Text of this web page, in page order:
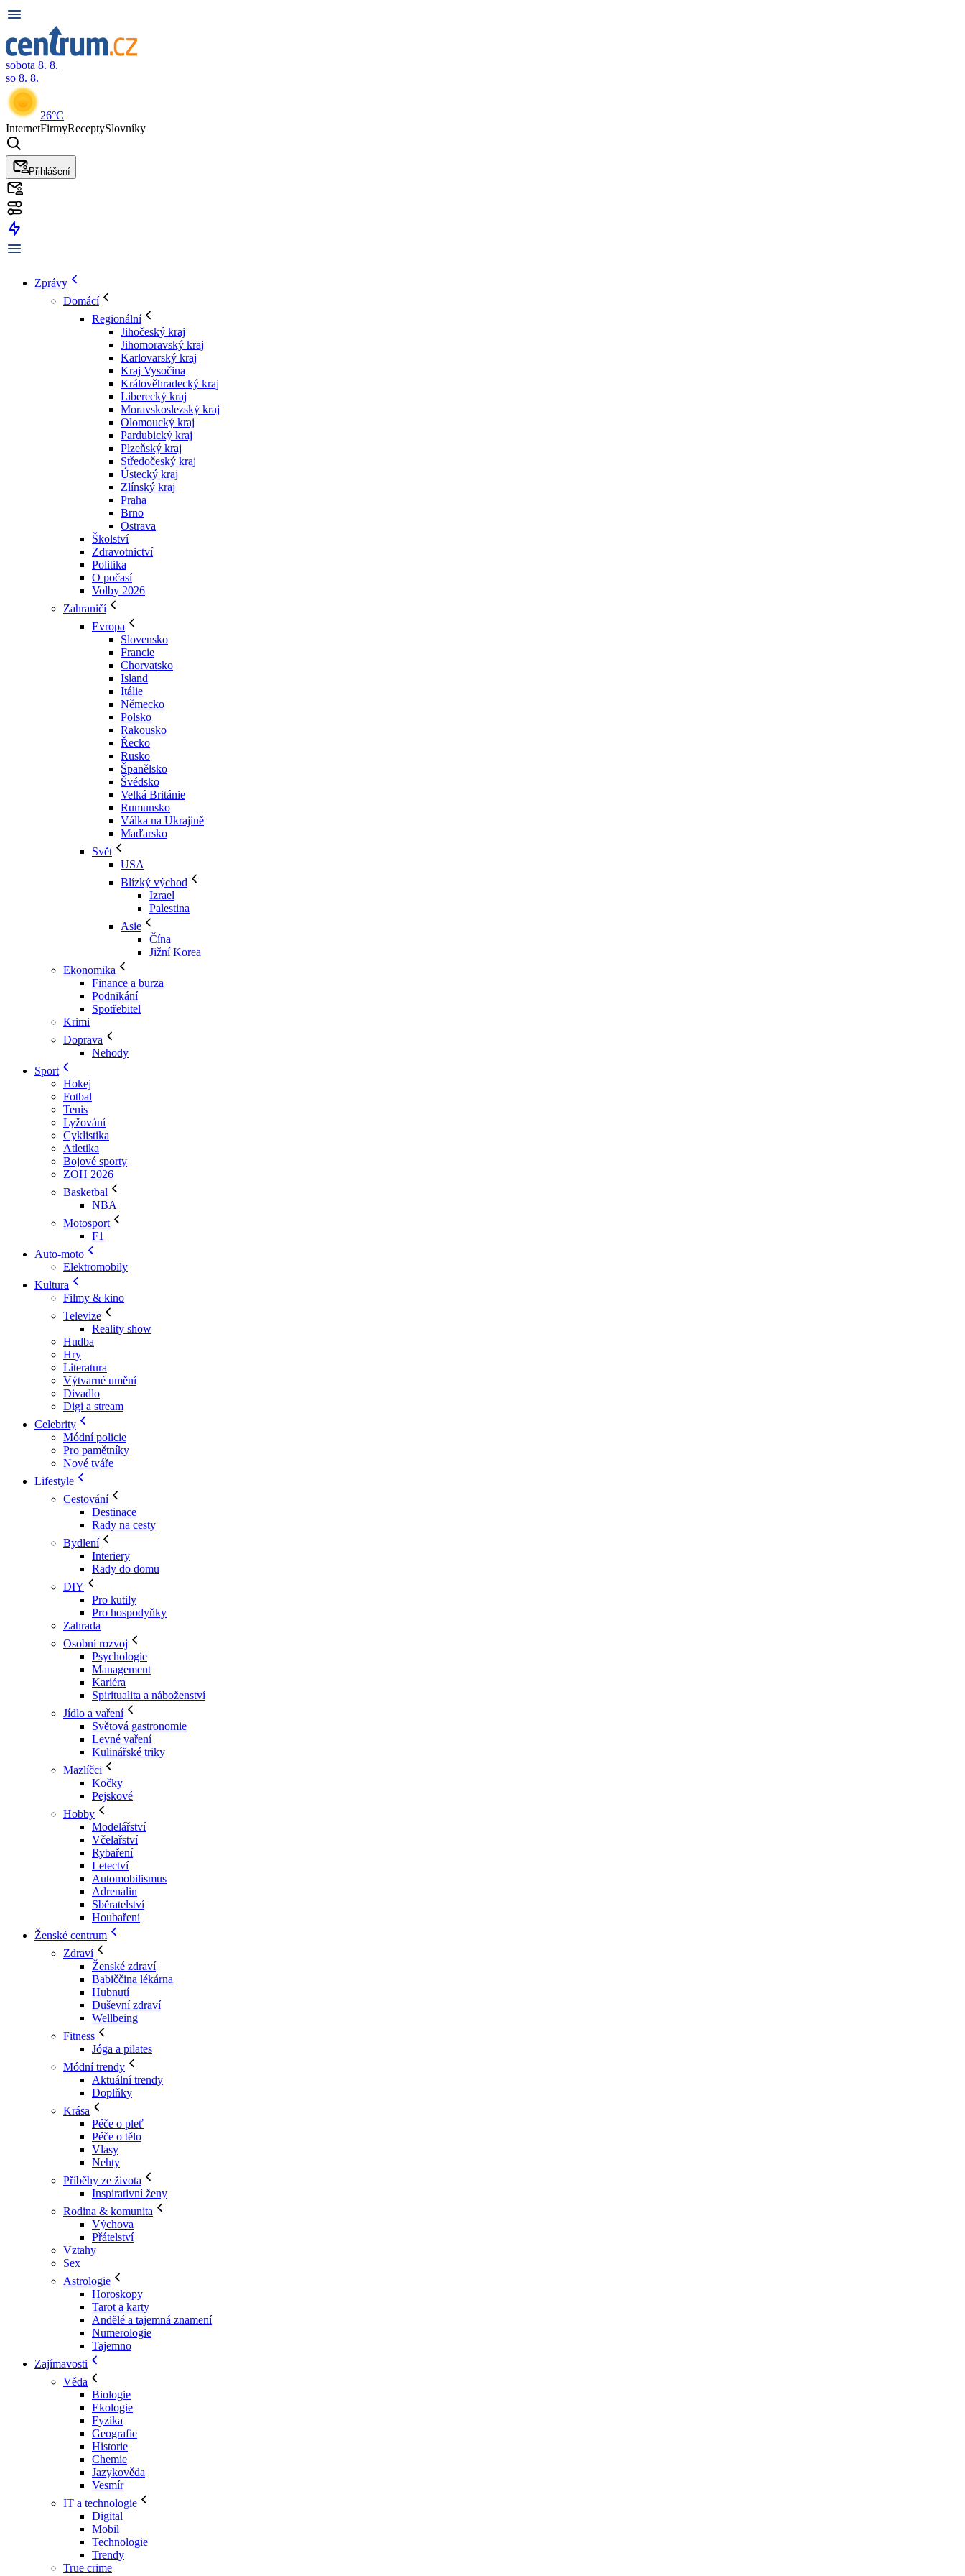
sobota 8. 8.
so 8. 8.
26°C
InternetFirmyReceptySlovníky
Přihlášení
Zprávy
Domácí
Regionální
Jihočeský kraj
Jihomoravský kraj
Karlovarský kraj
Kraj Vysočina
Králověhradecký kraj
Liberecký kraj
Moravskoslezský kraj
Olomoucký kraj
Pardubický kraj
Plzeňský kraj
Středočeský kraj
Ústecký kraj
Zlínský kraj
Praha
Brno
Ostrava
Školství
Zdravotnictví
Politika
O počasí
Volby 2026
Zahraničí
Evropa
Slovensko
Francie
Chorvatsko
Island
Itálie
Německo
Polsko
Rakousko
Řecko
Rusko
Španělsko
Švédsko
Velká Británie
Rumunsko
Válka na Ukrajině
Maďarsko
Svět
USA
Blízký východ
Izrael
Palestina
Asie
Čína
Jižní Korea
Ekonomika
Finance a burza
Podnikání
Spotřebitel
Krimi
Doprava
Nehody
Sport
Hokej
Fotbal
Tenis
Lyžování
Cyklistika
Atletika
Bojové sporty
ZOH 2026
Basketbal
NBA
Motosport
F1
Auto-moto
Elektromobily
Kultura
Filmy & kino
Televize
Reality show
Hudba
Hry
Literatura
Výtvarné umění
Divadlo
Digi a stream
Celebrity
Módní policie
Pro pamětníky
Nové tváře
Lifestyle
Cestování
Destinace
Rady na cesty
Bydlení
Interiery
Rady do domu
DIY
Pro kutily
Pro hospodyňky
Zahrada
Osobní rozvoj
Psychologie
Management
Kariéra
Spiritualita a náboženství
Jídlo a vaření
Světová gastronomie
Levné vaření
Kulinářské triky
Mazlíčci
Kočky
Pejskové
Hobby
Modelářství
Včelařství
Rybaření
Letectví
Automobilismus
Adrenalin
Sběratelství
Houbaření
Ženské centrum
Zdraví
Ženské zdraví
Babiččina lékárna
Hubnutí
Duševní zdraví
Wellbeing
Fitness
Jóga a pilates
Módní trendy
Aktuální trendy
Doplňky
Krása
Péče o pleť
Péče o tělo
Vlasy
Nehty
Příběhy ze života
Inspirativní ženy
Rodina & komunita
Výchova
Přátelství
Vztahy
Sex
Astrologie
Horoskopy
Tarot a karty
Andělé a tajemná znamení
Numerologie
Tajemno
Zajímavosti
Věda
Biologie
Ekologie
Fyzika
Geografie
Historie
Chemie
Jazykověda
Vesmír
IT a technologie
Digital
Mobil
Technologie
Trendy
True crime